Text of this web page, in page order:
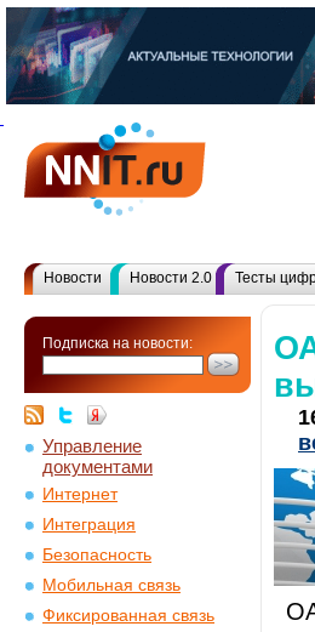
Новости Новости 2.0 Тесты
Подписка на новости:
Управление
документами
Интернет
Интеграция
Безопасность
Мобильная связь
Фиксированная связь